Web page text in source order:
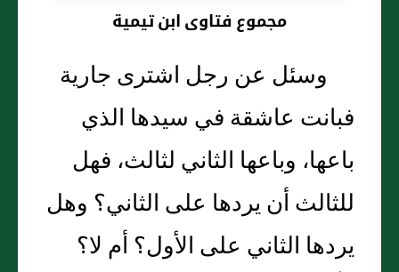
مجموع فتاوى ابن تيمية
وسئل عن رجل اشترى جارية
فبانت عاشقة في سيدها الذي
باعها، وباعها الثاني لثالث، فهل
للثالث أن يردها على الثاني‏؟‏ وهل
يردها الثاني على الأول‏؟‏ أم لا‏؟‏